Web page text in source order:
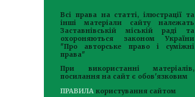
Всі права на статті, ілюстрації та
інші матеріали сайту належать
Заставнівській міській раді та
охороняються законом України
"Про авторське право і суміжні
права"
При використанні матеріалів,
посилання на сайт є обов'язковим
ПРАВИЛА користування сайтом